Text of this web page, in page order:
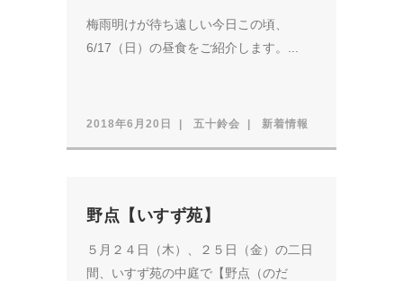
梅雨明けが待ち遠しい今日この頃、
6/17（日）の昼食をご紹介します。...
2018年6月20日 五十鈴会 新着情報
野点【いすず苑】
５月２４日（木）、２５日（金）の二日
間、いすず苑の中庭で【野点（のだ